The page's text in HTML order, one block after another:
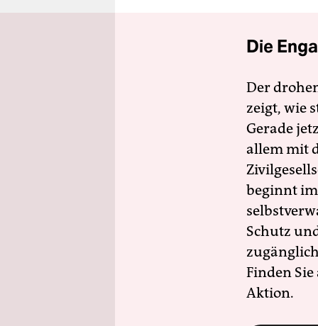
Die
Der
zeigt, wie
Gerade
allem mit
beginnt
Schutz
Finden
Aktion.